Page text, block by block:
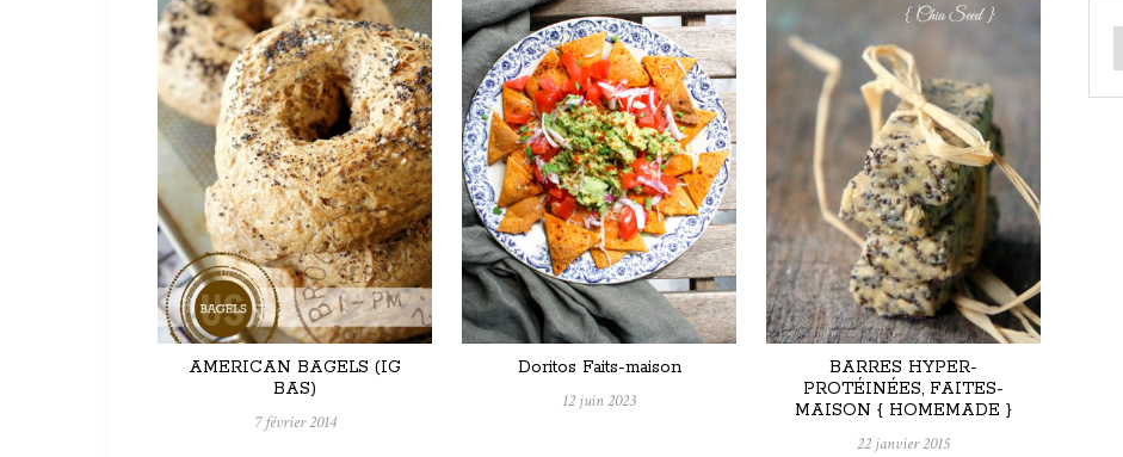
AMERICAN BAGELS (IG
BAS)
7 février 2014
Doritos Faits-maison
12 juin 2023
BARRES HYPER-
PROTÉINÉES, FAITES-
MAISON { HOMEMADE }
22 janvier 2015